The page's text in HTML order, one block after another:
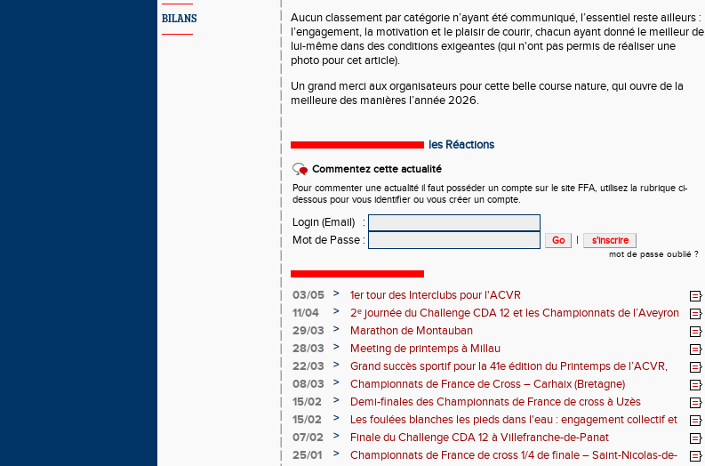
BILANS
Aucun classement par catégorie n’ayant été communiqué, l’essentiel reste ailleurs :
l’engagement, la motivation et le plaisir de courir, chacun ayant donné le meilleur de
lui-même dans des conditions exigeantes (qui n'ont pas permis de réaliser une
photo pour cet article).
Un grand merci aux organisateurs pour cette belle course nature, qui ouvre de la
meilleure des manières l’année2026.
les Réactions
Commentez cette actualité
Pour commenter une actualité il faut posséder un compte sur le site FFA, utilisez la rubrique ci-
dessous pour vous identifier ou vous créer un compte.
Login (Email)
:
Mot de Passe : |
mot de passe oublié ?
03/05 >
1er tour des Interclubs pour l'ACVR
11/04
>
2ᵉ journée du Challenge CDA 12 et les Championnats de l’Aveyron
29/03
>
Marathon de Montauban
28/03
>
Meeting de printemps à Millau
22/03
>
Grand succès sportif pour la 41e édition du Printemps de l’ACVR,
malgré un problème côté randonnée
08/03 >
Championnats de France de Cross – Carhaix (Bretagne)
15/02
>
Demi-finales des Championnats de France de cross à Uzès
15/02
>
Les foulées blanches les pieds dans l'eau : engagement collectif et
performances individuelles
07/02 >
Finale du Challenge CDA 12 à Villefranche-de-Panat
25/01
>
Championnats de France de cross 1/4 de finale – Saint-Nicolas-de-